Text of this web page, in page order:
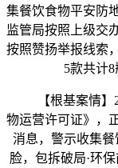
集餐饮食物平安防
监管局按照上级交
按照赞扬举报线索
5款共计
【根基案情】
物运营许可证》，
消息，警示收集
脸，包拆破局·环